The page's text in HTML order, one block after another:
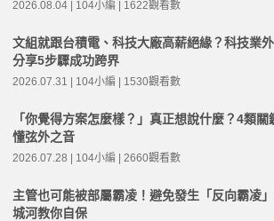
2026.08.04 | 104小編 | 1622觀看數
文組就跟台積電、科技大廠高薪絕緣？科技業
分享5步驟成功跨界
2026.07.31 | 104小編 | 1530觀看數
「你覺得方案怎麼樣？」真正想說什麼？4類關
懂弦外之音
2026.07.28 | 104小編 | 2660觀看數
主管也可能被部屬霸凌！避免發生「反向霸凌
城河教你自保